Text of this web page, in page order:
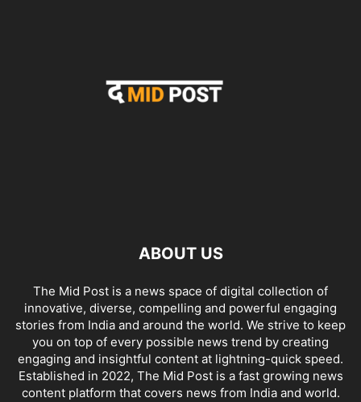
ABOUT US
The Mid Post is a news space of digital collection of
innovative, diverse, compelling and powerful engaging
stories from India and around the world. We strive to keep
you on top of every possible news trend by creating
engaging and insightful content at lightning-quick speed.
Established in 2022, The Mid Post is a fast growing news
content platform that covers news from India and world.